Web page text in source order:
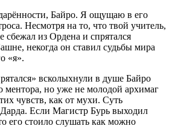
Байро. Я ощущаю в его
Несмотря на то, что твой учитель,
сбежал из Ордена и спрятался
некогда он ставил судьбы мира
«я».
всколыхнули в душе Байро
ментора, но уже не молодой архимаг
чувств, как от мухи. Суть
Дарда. Если Магистр Бурь выходил
его стоило слушать как можно